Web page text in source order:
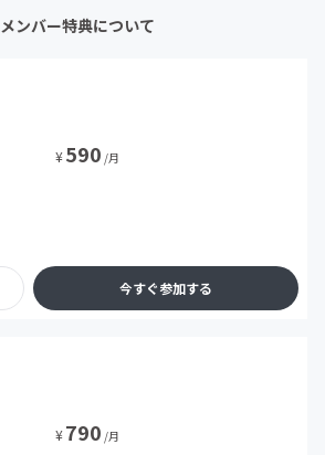
メンバー特典について
¥590 /月
今すぐ参加する
¥790 /月